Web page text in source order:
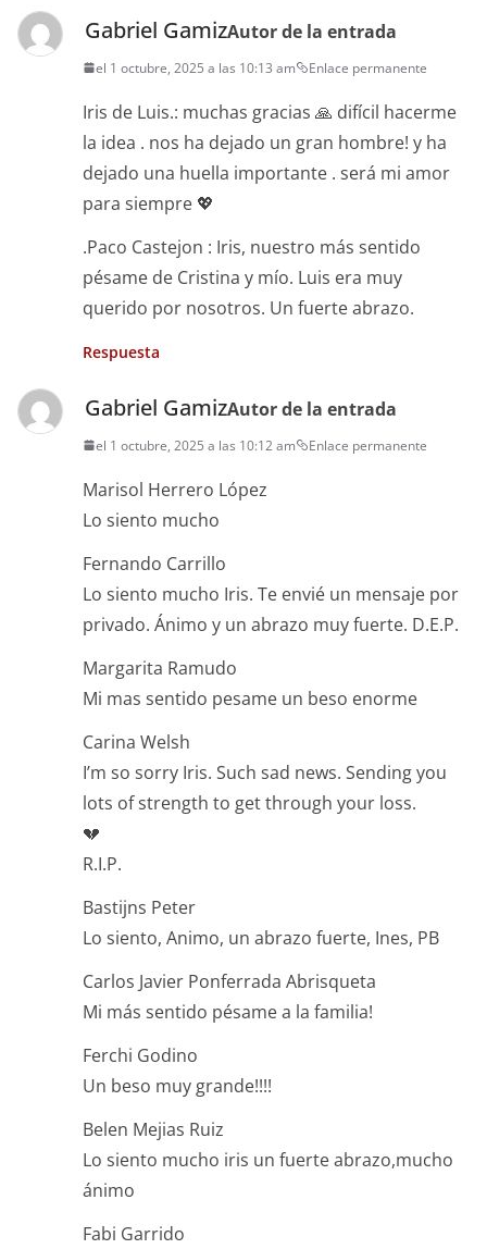
Gabriel GamizAutor de la entrada
el 1 octubre, 2025 a las 10:13 am Enlace permanente
Iris de Luis.: muchas gracias 🙏 difícil hacerme
la idea . nos ha dejado un gran hombre! y ha
dejado una huella importante . será mi amor
para siempre 💖
.Paco Castejon : Iris, nuestro más sentido
pésame de Cristina y mío. Luis era muy
querido por nosotros. Un fuerte abrazo.
Respuesta
Gabriel GamizAutor de la entrada
el 1 octubre, 2025 a las 10:12 am Enlace permanente
Marisol Herrero López
Lo siento mucho
Fernando Carrillo
Lo siento mucho Iris. Te envié un mensaje por
privado. Ánimo y un abrazo muy fuerte. D.E.P.
Margarita Ramudo
Mi mas sentido pesame un beso enorme
Carina Welsh
I’m so sorry Iris. Such sad news. Sending you
lots of strength to get through your loss.
💔
R.I.P.
Bastijns Peter
Lo siento, Animo, un abrazo fuerte, Ines, PB
Carlos Javier Ponferrada Abrisqueta
Mi más sentido pésame a la familia!
Ferchi Godino
Un beso muy grande!!!!
Belen Mejias Ruiz
Lo siento mucho iris un fuerte abrazo,mucho
ánimo
Fabi Garrido